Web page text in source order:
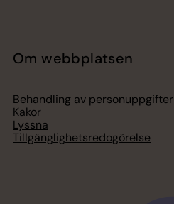
Om webbplatsen
Behandling av personuppgifter
Kakor
Lyssna
Tillgänglighetsredogörelse